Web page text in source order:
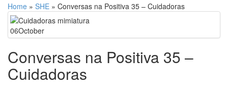
Home » SHE » Conversas na Positiva 35 – Cuidadoras
06October
Conversas na Positiva 35 –
Cuidadoras